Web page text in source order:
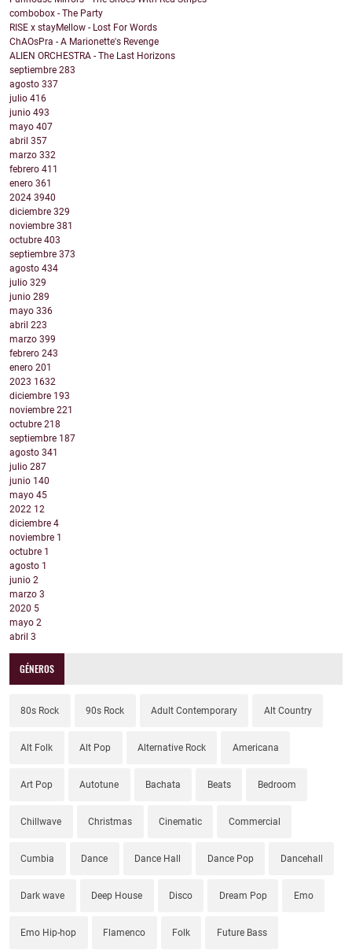
combobox - The Party
RISE x stayMellow - Lost For Words
ChAOsPra - A Marionette's Revenge
ALIEN ORCHESTRA - The Last Horizons
septiembre 283
agosto 337
julio 416
junio 493
mayo 407
abril 357
marzo 332
febrero 411
enero 361
2024 3940
diciembre 329
noviembre 381
octubre 403
septiembre 373
agosto 434
julio 329
junio 289
mayo 336
abril 223
marzo 399
febrero 243
enero 201
2023 1632
diciembre 193
noviembre 221
octubre 218
septiembre 187
agosto 341
julio 287
junio 140
mayo 45
2022 12
diciembre 4
noviembre 1
octubre 1
agosto 1
junio 2
marzo 3
2020 5
mayo 2
abril 3
GÉNEROS
80s Rock 90s Rock Adult Contemporary Alt Country
Alt Folk Alt Pop Alternative Rock Americana
Art Pop Autotune Bachata Beats Bedroom
Chillwave Christmas Cinematic Commercial
Cumbia Dance Dance Hall Dance Pop Dancehall
Dark wave Deep House Disco Dream Pop Emo
Emo Hip-hop Flamenco Folk Future Bass